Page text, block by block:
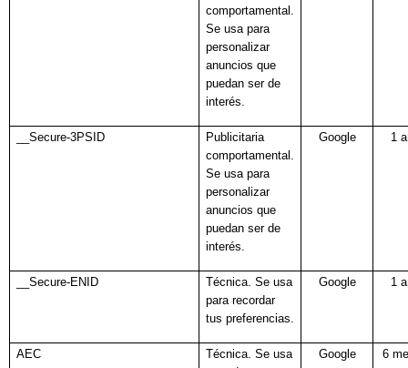
comportamental.
Se usa para
personalizar
anuncios que
puedan ser de
interés.
__Secure-3PSID
Publicitaria
comportamental.
Se usa para
personalizar
anuncios que
puedan ser de
interés.
Google 1
__Secure-ENID
Técnica. Se usa
para recordar
tus preferencias.
Google 1
AEC
Técnica. Se usa
Google 6